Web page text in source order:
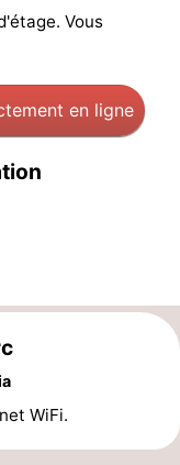
Vous
en ligne
WiFi.